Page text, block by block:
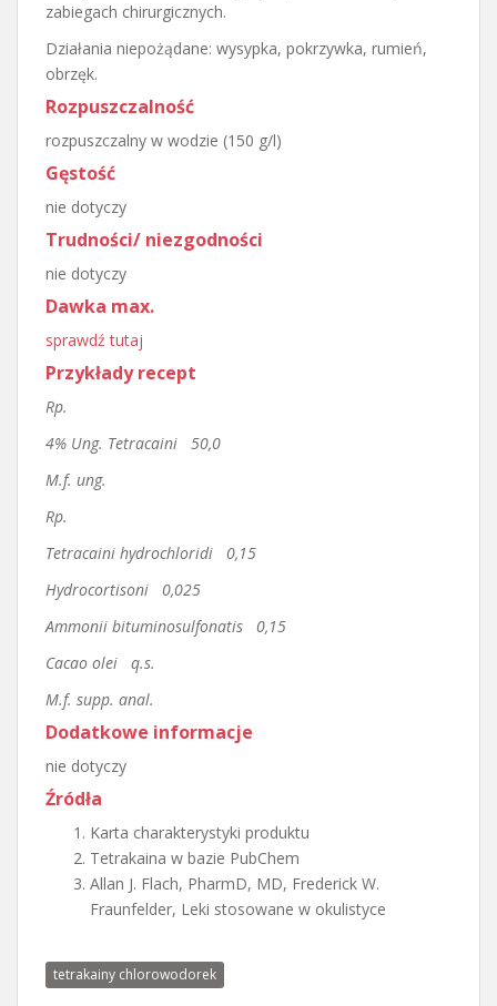
zabiegach chirurgicznych.
Działania niepożądane: wysypka, pokrzywka, rumień,
obrzęk.
Rozpuszczalność
rozpuszczalny w wodzie (150 g/l)
Gęstość
nie dotyczy
Trudności/ niezgodności
nie dotyczy
Dawka max.
sprawdź tutaj
Przykłady recept
Rp.
4% Ung. Tetracaini 50,0
M.f. ung.
Rp.
Tetracaini hydrochloridi 0,15
Hydrocortisoni 0,025
Ammonii bituminosulfonatis 0,15
Cacao olei q.s.
M.f. supp. anal.
Dodatkowe informacje
nie dotyczy
Źródła
Karta charakterystyki produktu
Tetrakaina w bazie PubChem
Allan J. Flach, PharmD, MD, Frederick W.
Fraunfelder, Leki stosowane w okulistyce
tetrakainy chlorowodorek